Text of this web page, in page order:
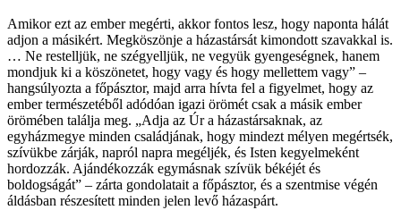
Amikor ezt az ember megérti, akkor fontos lesz, hogy naponta hálát
adjon a másikért. Megköszönje a házastársát kimondott szavakkal is.
… Ne restelljük, ne szégyelljük, ne vegyük gyengeségnek, hanem
mondjuk ki a köszönetet, hogy vagy és hogy mellettem vagy” –
hangsúlyozta a főpásztor, majd arra hívta fel a figyelmet, hogy az
ember természetéből adódóan igazi örömét csak a másik ember
örömében találja meg. „Adja az Úr a házastársaknak, az
egyházmegye minden családjának, hogy mindezt mélyen megértsék,
szívükbe zárják, napról napra megéljék, és Isten kegyelmeként
hordozzák. Ajándékozzák egymásnak szívük békéjét és
boldogságát” – zárta gondolatait a főpásztor, és a szentmise végén
áldásban részesített minden jelen levő házaspárt.